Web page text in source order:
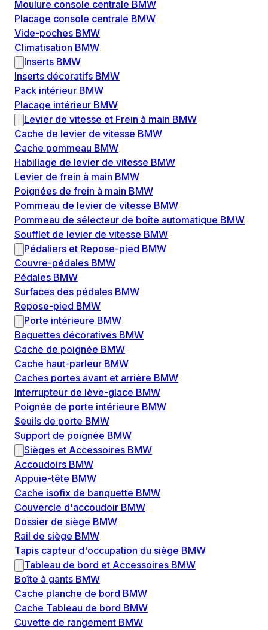
Moulure console centrale BMW
Placage console centrale BMW
Vide-poches BMW
Climatisation BMW
Inserts BMW
Inserts décoratifs BMW
Pack intérieur BMW
Placage intérieur BMW
Levier de vitesse et Frein à main BMW
Cache de levier de vitesse BMW
Cache pommeau BMW
Habillage de levier de vitesse BMW
Levier de frein à main BMW
Poignées de frein à main BMW
Pommeau de levier de vitesse BMW
Pommeau de sélecteur de boîte automatique BMW
Soufflet de levier de vitesse BMW
Pédaliers et Repose-pied BMW
Couvre-pédales BMW
Pédales BMW
Surfaces des pédales BMW
Repose-pied BMW
Porte intérieure BMW
Baguettes décoratives BMW
Cache de poignée BMW
Cache haut-parleur BMW
Caches portes avant et arrière BMW
Interrupteur de lève-glace BMW
Poignée de porte intérieure BMW
Seuils de porte BMW
Support de poignée BMW
Sièges et Accessoires BMW
Accoudoirs BMW
Appuie-tête BMW
Cache isofix de banquette BMW
Couvercle d'accoudoir BMW
Dossier de siège BMW
Rail de siège BMW
Tapis capteur d'occupation du siège BMW
Tableau de bord et Accessoires BMW
Boîte à gants BMW
Cache planche de bord BMW
Cache Tableau de bord BMW
Cuvette de rangement BMW